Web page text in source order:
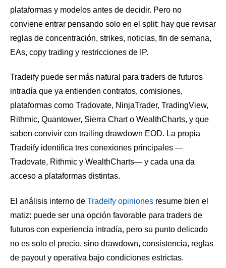
plataformas y modelos antes de decidir. Pero no
conviene entrar pensando solo en el split: hay que revisar
reglas de concentración, strikes, noticias, fin de semana,
EAs, copy trading y restricciones de IP.
Tradeify puede ser más natural para traders de futuros
intradía que ya entienden contratos, comisiones,
plataformas como Tradovate, NinjaTrader, TradingView,
Rithmic, Quantower, Sierra Chart o WealthCharts, y que
saben convivir con trailing drawdown EOD. La propia
Tradeify identifica tres conexiones principales —
Tradovate, Rithmic y WealthCharts— y cada una da
acceso a plataformas distintas.
El análisis interno de Tradeify opiniones resume bien el
matiz: puede ser una opción favorable para traders de
futuros con experiencia intradía, pero su punto delicado
no es solo el precio, sino drawdown, consistencia, reglas
de payout y operativa bajo condiciones estrictas.